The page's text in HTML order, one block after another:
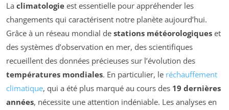
La climatologie est essentielle pour appréhender les
changements qui caractérisent notre planète aujourd’hui.
Grâce à un réseau mondial de stations météorologiques et
des systèmes d’observation en mer, des scientifiques
recueillent des données précieuses sur l’évolution des
températures mondiales. En particulier, le réchauffement
climatique, qui a été plus marqué au cours des 19 dernières
années, nécessite une attention indéniable. Les analyses en